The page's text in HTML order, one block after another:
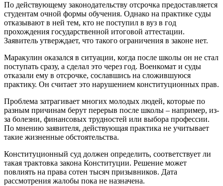
По действующему законодательству отсрочка предоставляется
студентам очной формы обучения. Однако на практике суды
отказывают в ней тем, кто не поступил в вуз в год
прохождения государственной итоговой аттестации.
Заявитель утверждает, что такого ограничения в законе нет.
Маракулин оказался в ситуации, когда после школы он не стал
поступать сразу, а сделал это через год. Военкомат и суды
отказали ему в отсрочке, сославшись на сложившуюся
практику. Он считает это нарушением конституционных прав.
Проблема затрагивает многих молодых людей, которые по
разным причинам берут перерыв после школы – например, из-
за болезни, финансовых трудностей или выбора профессии.
По мнению заявителя, действующая практика не учитывает
такие жизненные обстоятельства.
Конституционный суд должен определить, соответствует ли
такая трактовка закона Конституции. Решение может
повлиять на права сотен тысяч призывников. Дата
рассмотрения жалобы пока не назначена.